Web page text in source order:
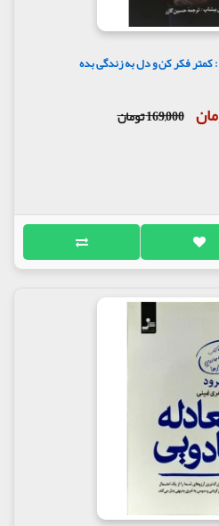
کمتر فکر کن و دل به زندگی بده
169,000 تومان